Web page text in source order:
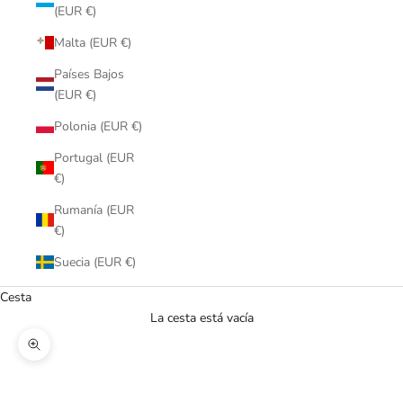
(EUR €)
Malta (EUR €)
Países Bajos
(EUR €)
Polonia (EUR €)
Portugal (EUR
€)
Rumanía (EUR
€)
Suecia (EUR €)
Cesta
La cesta está vacía
Zoom